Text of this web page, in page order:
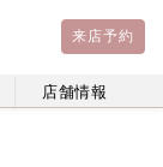
来店予約
店舗情報